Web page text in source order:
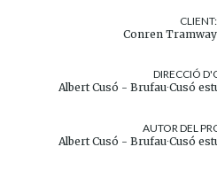
CLIENT:
Conren Tramway
DIRECCIÓ
Albert Cusó - Brufau∙Cusó
AUTOR DEL
Albert Cusó - Brufau∙Cusó